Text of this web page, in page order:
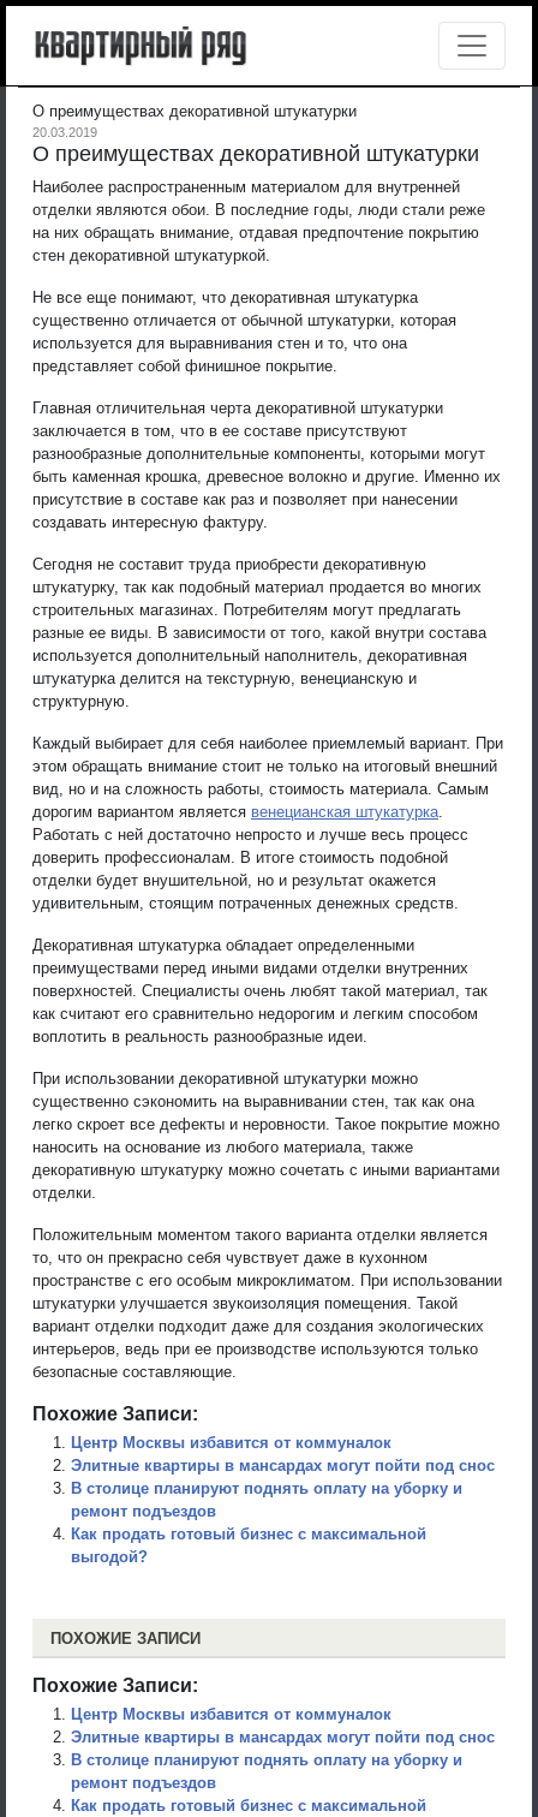
О преимуществах декоративной штукатурки
20.03.2019
О преимуществах декоративной штукатурки
Наиболее распространенным материалом для внутренней
отделки являются обои. В последние годы, люди стали реже
на них обращать внимание, отдавая предпочтение покрытию
стен декоративной штукатуркой.
Не все еще понимают, что декоративная штукатурка
существенно отличается от обычной штукатурки, которая
используется для выравнивания стен и то, что она
представляет собой финишное покрытие.
Главная отличительная черта декоративной штукатурки
заключается в том, что в ее составе присутствуют
разнообразные дополнительные компоненты, которыми могут
быть каменная крошка, древесное волокно и другие. Именно их
присутствие в составе как раз и позволяет при нанесении
создавать интересную фактуру.
Сегодня не составит труда приобрести декоративную
штукатурку, так как подобный материал продается во многих
строительных магазинах. Потребителям могут предлагать
разные ее виды. В зависимости от того, какой внутри состава
используется дополнительный наполнитель, декоративная
штукатурка делится на текстурную, венецианскую и
структурную.
Каждый выбирает для себя наиболее приемлемый вариант. При
этом обращать внимание стоит не только на итоговый внешний
вид, но и на сложность работы, стоимость материала. Самым
дорогим вариантом является венецианская штукатурка
Работать с ней достаточно непросто и лучше весь процесс
доверить профессионалам. В итоге стоимость подобной
отделки будет внушительной, но и результат окажется
удивительным, стоящим потраченных денежных средств.
Декоративная штукатурка обладает определенными
преимуществами перед иными видами отделки внутренних
поверхностей. Специалисты очень любят такой материал, так
как считают его сравнительно недорогим и легким способом
воплотить в реальность разнообразные идеи.
При использовании декоративной штукатурки можно
существенно сэкономить на выравнивании стен, так как она
легко скроет все дефекты и неровности. Такое покрытие можно
наносить на основание из любого материала, также
декоративную штукатурку можно сочетать с иными вариантами
отделки.
Положительным моментом такого варианта отделки является
то, что он прекрасно себя чувствует даже в кухонном
пространстве с его особым микроклиматом. При использовании
штукатурки улучшается звукоизоляция помещения. Такой
вариант отделки подходит даже для создания экологических
интерьеров, ведь при ее производстве используются только
безопасные составляющие.
Похожие Записи:
Центр Москвы избавится от коммуналок
Элитные квартиры в мансардах могут пойти под снос
В столице планируют поднять оплату на уборку и
ремонт подъездов
Как продать готовый бизнес с максимальной
выгодой?
ПОХОЖИЕ ЗАПИСИ
Похожие Записи:
Центр Москвы избавится от коммуналок
Элитные квартиры в мансардах могут пойти под снос
В столице планируют поднять оплату на уборку и
ремонт подъездов
Как продать готовый бизнес с максимальной